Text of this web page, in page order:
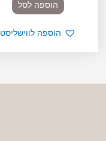
הוספה לסל
הוספה לווישליסט